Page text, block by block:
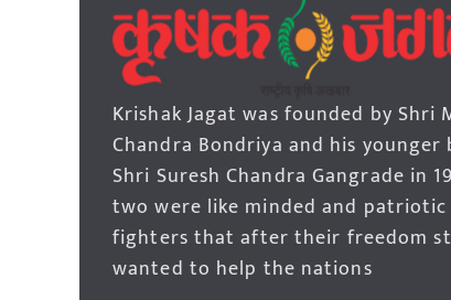
Krishak Jagat was founded by Shri
Chandra Bondriya and his
Shri Suresh Chandra Gangrade in
two were like minded and
fighters that after their freedom
wanted to help the nations